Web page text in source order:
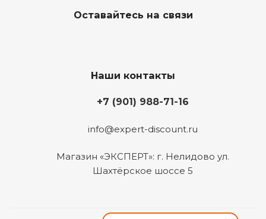
Оставайтесь на связи
Наши контакты
+7 (901) 988-71-16
info@expert-discount.ru
Магазин «ЭКСПЕРТ»: г. Нелидово ул.
Шахтёрское шоссе 5